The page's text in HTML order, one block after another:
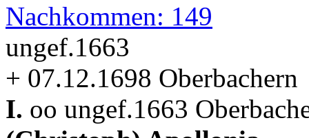
Nachkommen: 149
ungef.1663
+ 07.12.1698 Oberbachern
I. oo ungef.1663